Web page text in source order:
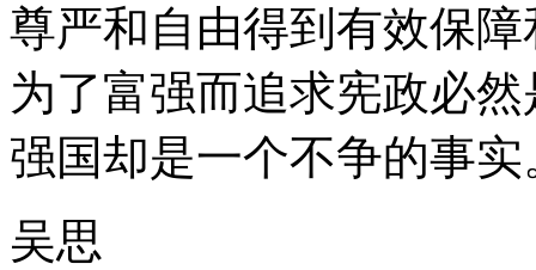
尊严和自由得到有效保
为了富强而追求宪政必
强国却是一个不争的事实
吴思